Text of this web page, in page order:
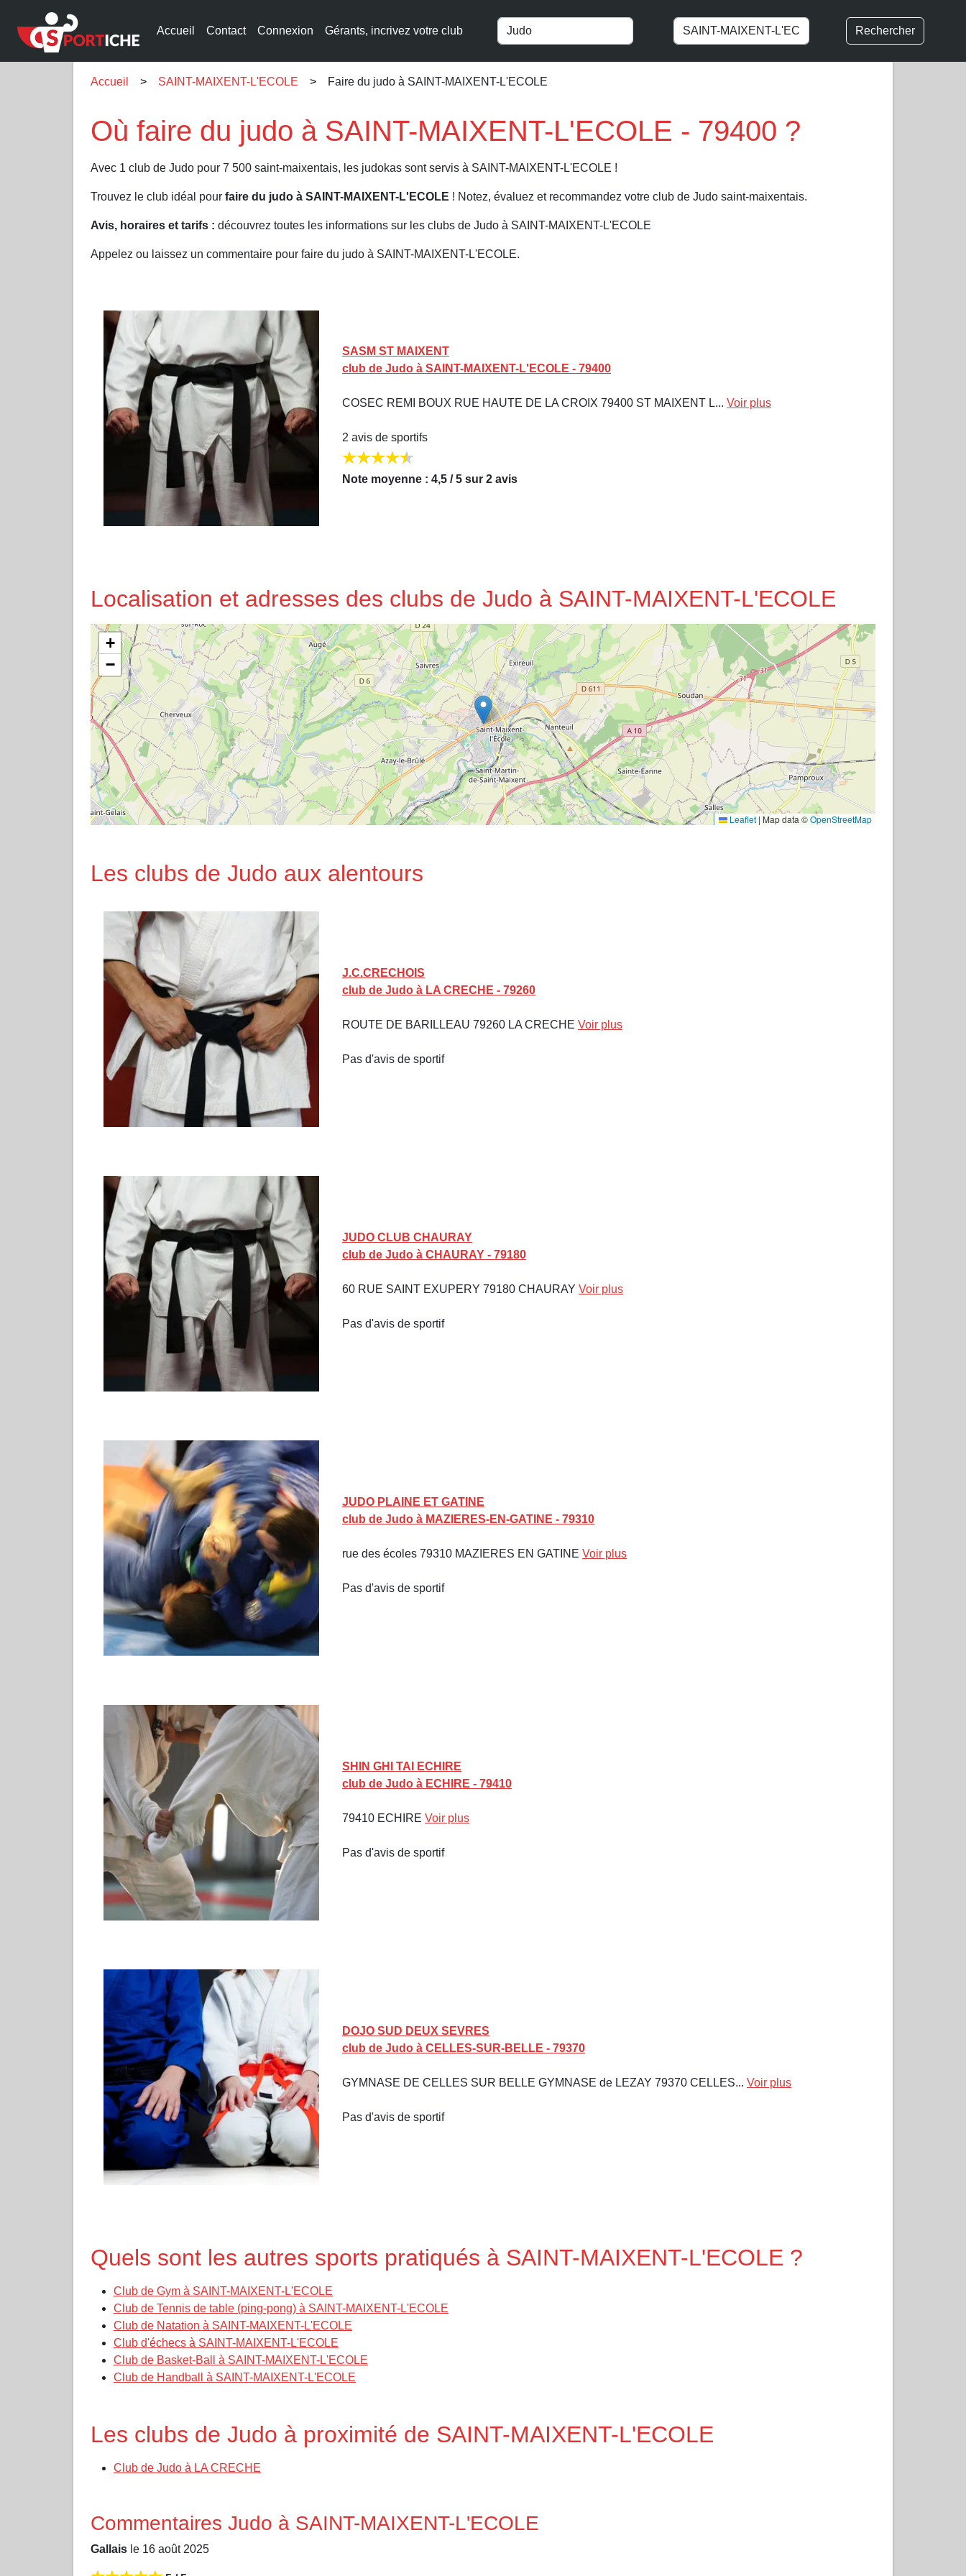
Accueil Contact Connexion Gérants, incrivez votre club Rechercher
Accueil SAINT-MAIXENT-L'ECOLE Faire du judo à SAINT-MAIXENT-L'ECOLE
Où faire du judo à SAINT-MAIXENT-L'ECOLE - 79400 ?
Avec 1 club de Judo pour 7 500 saint-maixentais, les judokas sont servis à SAINT-MAIXENT-L'ECOLE !
Trouvez le club idéal pour faire du judo à SAINT-MAIXENT-L'ECOLE ! Notez, évaluez et recommandez votre club de Judo saint-maixentais.
Avis, horaires et tarifs : découvrez toutes les informations sur les clubs de Judo à SAINT-MAIXENT-L'ECOLE
Appelez ou laissez un commentaire pour faire du judo à SAINT-MAIXENT-L'ECOLE.
SASM ST MAIXENT
club de Judo à SAINT-MAIXENT-L'ECOLE - 79400
COSEC REMI BOUX RUE HAUTE DE LA CROIX 79400 ST MAIXENT L... Voir plus
2 avis de sportifs
Note moyenne : 4,5 / 5 sur 2 avis
Localisation et adresses des clubs de Judo à SAINT-MAIXENT-L'ECOLE
+
−
Leaflet | Map data ©OpenStreetMap
Les clubs de Judo aux alentours
J.C.CRECHOIS
club de Judo à LA CRECHE - 79260
ROUTE DE BARILLEAU 79260 LA CRECHE Voir plus
Pas d'avis de sportif
JUDO CLUB CHAURAY
club de Judo à CHAURAY - 79180
60 RUE SAINT EXUPERY 79180 CHAURAY Voir plus
Pas d'avis de sportif
JUDO PLAINE ET GATINE
club de Judo à MAZIERES-EN-GATINE - 79310
rue des écoles 79310 MAZIERES EN GATINE Voir plus
Pas d'avis de sportif
SHIN GHI TAI ECHIRE
club de Judo à ECHIRE - 79410
79410 ECHIRE Voir plus
Pas d'avis de sportif
DOJO SUD DEUX SEVRES
club de Judo à CELLES-SUR-BELLE - 79370
GYMNASE DE CELLES SUR BELLE GYMNASE de LEZAY 79370 CELLES... Voir plus
Pas d'avis de sportif
Quels sont les autres sports pratiqués à SAINT-MAIXENT-L'ECOLE ?
Club de Gym à SAINT-MAIXENT-L'ECOLE
Club de Tennis de table (ping-pong) à SAINT-MAIXENT-L'ECOLE
Club de Natation à SAINT-MAIXENT-L'ECOLE
Club d'échecs à SAINT-MAIXENT-L'ECOLE
Club de Basket-Ball à SAINT-MAIXENT-L'ECOLE
Club de Handball à SAINT-MAIXENT-L'ECOLE
Les clubs de Judo à proximité de SAINT-MAIXENT-L'ECOLE
Club de Judo à LA CRECHE
Commentaires Judo à SAINT-MAIXENT-L'ECOLE
Gallais le 16 août 2025